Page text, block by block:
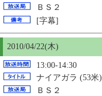
ＢＳ２
[字幕]
2010/04/22(木)
13:00-14:30
ナイアガラ (53米)
ＢＳ２